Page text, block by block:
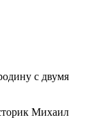
с двумя
Михаил